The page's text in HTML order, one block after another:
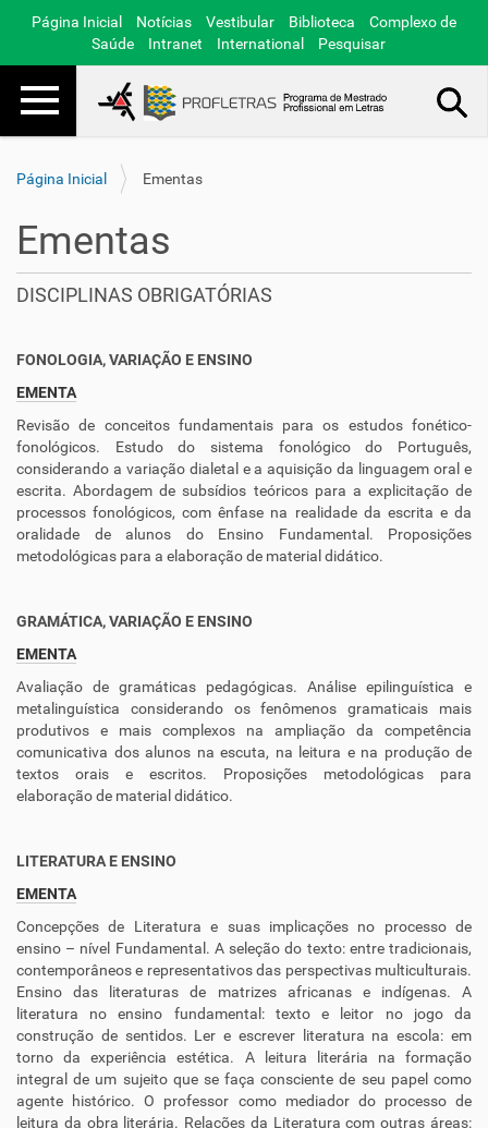
Página Inicial Notícias Vestibular Biblioteca
Complexo de
Saúde
Intranet International Pesquisar
Toggle navigation
Página Inicial
Ementas
Ementas
DISCIPLINAS OBRIGATÓRIAS
FONOLOGIA, VARIAÇÃO E ENSINO
EMENTA
Revisão de conceitos fundamentais para os estudos fonético-
fonológicos. Estudo do sistema fonológico do Português,
considerando a variação dialetal e a aquisição da linguagem oral e
escrita. Abordagem de subsídios teóricos para a explicitação de
processos fonológicos, com ênfase na realidade da escrita e da
oralidade de alunos do Ensino Fundamental. Proposições
metodológicas para a elaboração de material didático.
GRAMÁTICA, VARIAÇÃO E ENSINO
EMENTA
Avaliação de gramáticas pedagógicas. Análise epilinguística e
metalinguística considerando os fenômenos gramaticais mais
produtivos e mais complexos na ampliação da competência
comunicativa dos alunos na escuta, na leitura e na produção de
textos orais e escritos. Proposições metodológicas para
elaboração de material didático.
LITERATURA E ENSINO
EMENTA
Concepções de Literatura e suas implicações no processo de
ensino – nível Fundamental. A seleção do texto: entre tradicionais,
contemporâneos e representativos das perspectivas multiculturais.
Ensino das literaturas de matrizes africanas e indígenas. A
literatura no ensino fundamental: texto e leitor no jogo da
construção de sentidos. Ler e escrever literatura na escola: em
torno da experiência estética. A leitura literária na formação
integral de um sujeito que se faça consciente de seu papel como
agente histórico. O professor como mediador do processo de
leitura da obra literária. Relações da Literatura com outras áreas: